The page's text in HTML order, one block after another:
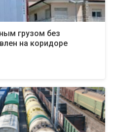
грузом без
на коридоре